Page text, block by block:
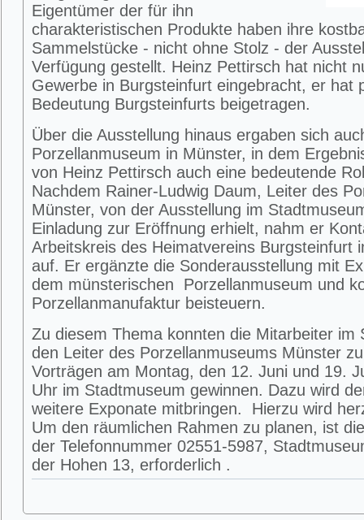
Eigentümer der für ihn
charakteristischen Produkte haben ihre
Sammelstücke - nicht ohne Stolz - der
Verfügung gestellt. Heinz Pettirsch hat nicht
Gewerbe in Burgsteinfurt eingebracht, er hat
Bedeutung Burgsteinfurts beigetragen.
Über die Ausstellung hinaus ergaben sich
Porzellanmuseum in Münster, in dem
von Heinz Pettirsch auch eine bedeutende
Nachdem Rainer-Ludwig Daum, Leiter des
Münster, von der Ausstellung im
Einladung zur Eröffnung erhielt, nahm er
Arbeitskreis des Heimatvereins Burgsteinfurt
auf. Er ergänzte die Sonderausstellung mit
dem münsterischen Porzellanmuseum und
Porzellanmanufaktur beisteuern.
Zu diesem Thema konnten die Mitarbeiter im
den Leiter des Porzellanmuseums Münster
Vorträgen am Montag, den 12. Juni und 19.
Uhr im Stadtmuseum gewinnen. Dazu wird
weitere Exponate mitbringen. Hierzu wird
Um den räumlichen Rahmen zu planen, ist
der Telefonnummer 02551-5987,
der Hohen 13, erforderlich .